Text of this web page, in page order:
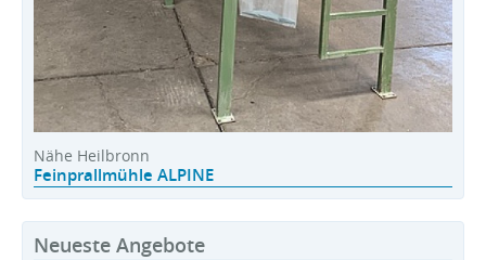
Nähe Heilbronn
Feinprallmühle ALPINE
Neueste Angebote